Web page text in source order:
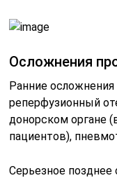
Осложнения
Ранние
реперфузионный
донорском органе
пациентов),
Серьезное